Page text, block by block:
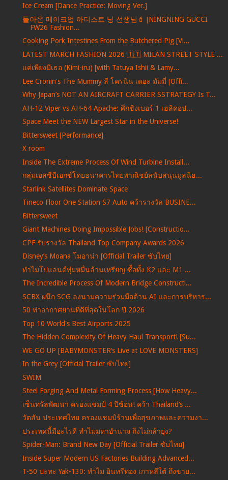
Ice Cream [Dance Practice: Moving Ver.]
돌아온 메이크업 아티스트 닝 선생님💄 [NINGNING GUCCI
FW26 Fashion...
Cooking Pork Intestines From the Butchered Pig [Vi...
LATEST MARCH FASHION 2026 🇮🇹 MILAN STREET STYLE ...
แค่เพียงมีเธอ (Kimi-iru) [with Tatuya Ishii & Lamy...
Lee Cronin's The Mummy ลี โครนิน เดอะ มัมมี่ [Offi...
Why Japan’s NOT AN AIRCRAFT CARRIER SSTRATEGY Is T...
AH-1Z Viper vs AH-64 Apache: ศึกชิงเบอร์ 1 เฮลิคอป...
Space Meet the NEW Largest Star in the Universe!
Bittersweet [Performance]
X room
Inside The Extreme Process Of Wind Turbine Install...
กลุ่มเอสซีบีเอกซ์โดยธนาคารไทยพาณิชย์สนับสนุนมูลนิธ...
Starlink Satellites Dominate Space
Tineco Floor One Station S7 Auto คว้ารางวัล BUSINE...
Bittersweet
Giant Machines Doing Impossible Jobs! [Constructio...
CPF รับรางวัล Thailand Top Company Awards 2026
Disney’s Moana โมอาน่า [Official Trailer ซับไทย]
ทำไมโปแลนด์ทุ่มหมื่นล้านเหรียญ ซื้อทั้ง K2 และ M1 ...
The Incredible Process Of Modern Bridge Constructi...
SCBX ผนึก SCG ลงนามความร่วมมือด้าน AI และการบริหาร...
50 ท่าอากาศยานที่ดีที่สุดในโลก ปี 2026
Top 10 World's Best Airports 2025
The Hidden Complexity Of Heavy Haul Transport! [Su...
WE GO UP [BABYMONSTER‘s Live at LOVE MONSTERS]
In the Grey [Official Trailer ซับไทย]
SWIM
Steel Forging And Metal Forming Process [How Heavy...
เซ็นทรัลพัฒนา ครองแชมป์ 4 ปีซ้อน! คว้า Thailand’s ...
วัตสัน ประเทศไทย ครองแชมป์ร้านเพื่อสุขภาพและความงา...
ประเทศนี้มีอะไรดี ทำไมมหาอำนาจ ถึงไม่กล้ายุ่ง?
Spider-Man: Brand New Day [Official Trailer ซับไทย]
Inside Super Modern US Factories Building Advanced...
T-50 ปะทะ Yak-130: ทำไม อินทรีทอง เกาหลีใต้ ถึงขาย...